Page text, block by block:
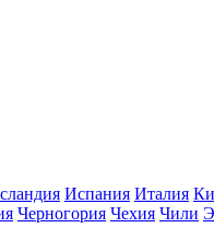
Испания Италия
Черногория Чехия Чили